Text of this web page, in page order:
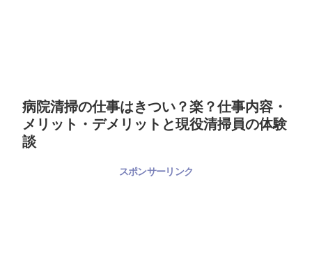
病院清掃の仕事はきつい？楽？仕事内容・
メリット・デメリットと現役清掃員の体験
談
スポンサーリンク